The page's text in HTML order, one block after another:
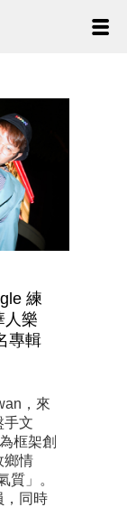
練
人樂
專輯
，來
手文
框架創
鄉情
質」。
，同時